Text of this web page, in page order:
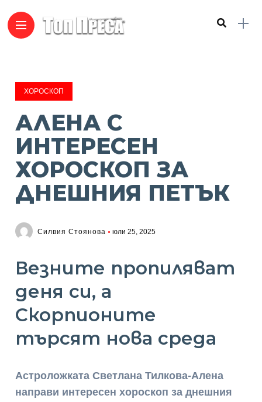
ХОРОСКОП
АЛЕНА С
ИНТЕРЕСЕН
ХОРОСКОП ЗА
ДНЕШНИЯ ПЕТЪК
Силвия Стоянова юли 25, 2025
Везните пропиляват
деня си, а
Скорпионите
търсят нова среда
Астроложката Светлана Тилкова-Алена
направи интересен хороскоп за днешния